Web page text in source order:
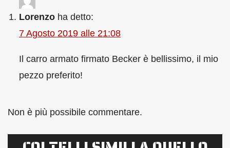
Lorenzo ha detto:
7 Agosto 2019 alle 21:08
Il carro armato firmato Becker è bellissimo, il mio
pezzo preferito!
Non è più possibile commentare.